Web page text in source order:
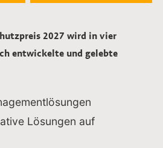
2027 wird in vier
entwickelte und gelebte
Lösungen auf